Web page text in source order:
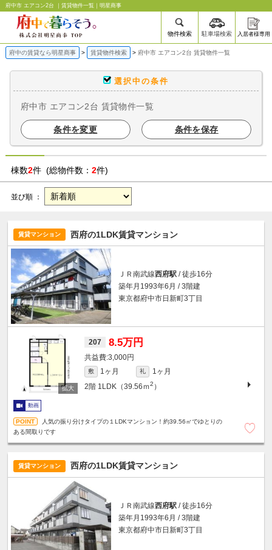
府中市 エアコン2台 ｜賃貸物件一覧｜明星商事
物件検索 駐車場検索 入居者様専用
府中の賃貸なら明星商事 賃貸物件検索 府中市 エアコン2台 賃貸物件一覧
選択中の条件
府中市 エアコン2台 賃貸物件一覧
条件を変更 条件を保存
棟数2件 (総物件数： 2件)
並び順 ：
賃貸マンション 西府の1LDK賃貸マンション
ＪＲ南武線西府駅 / 徒歩16分
築年月1993年6月 / 3階建
東京都府中市日新町3丁目
207 8.5万円
3,000円
敷 1ヶ月 礼
1ヶ月
2階 1LDK（39.56ｍ2 ）
動画
人気の振り分けタイプの１LDKマンション！約39.56㎡でゆとりの
ある間取りです
賃貸マンション 西府の1LDK賃貸マンション
ＪＲ南武線西府駅 / 徒歩16分
築年月1993年6月 / 3階建
東京都府中市日新町3丁目